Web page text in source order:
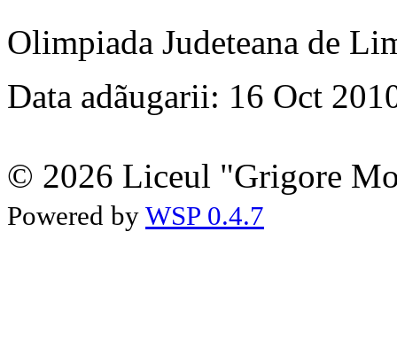
Olimpiada Judeteana de
Data adãugarii: 16 Oct
© 2026 Liceul "Grigore
Powered by WSP 0.4.7